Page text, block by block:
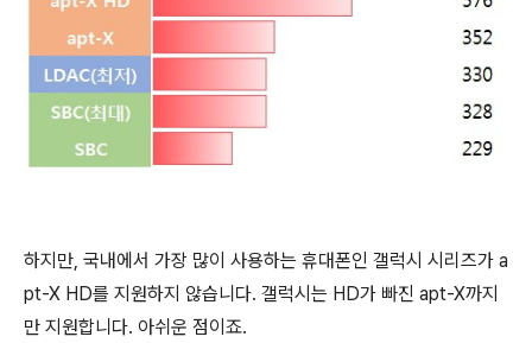
하지만, 국내에서 가장 많이 사용하는 휴대폰인 갤럭시 시리즈가 a
pt-X HD를 지원하지 않습니다. 갤럭시는 HD가 빠진 apt-X까지
만 지원합니다. 아쉬운 점이죠.